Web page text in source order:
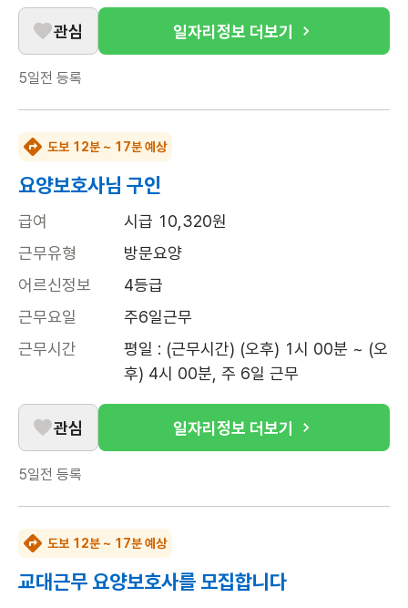
관심 일자리정보 더보기
5일전 등록
도보 12분 ~ 17분 예상
요양보호사님 구인
급여
시급 10,320원
근무유형
방문요양
어르신정보
4등급
근무요일
주6일근무
근무시간
평일 : (근무시간) (오후) 1시 00분 ~ (오
후) 4시 00분, 주 6일 근무
관심 일자리정보 더보기
5일전 등록
도보 12분 ~ 17분 예상
교대근무 요양보호사를 모집합니다